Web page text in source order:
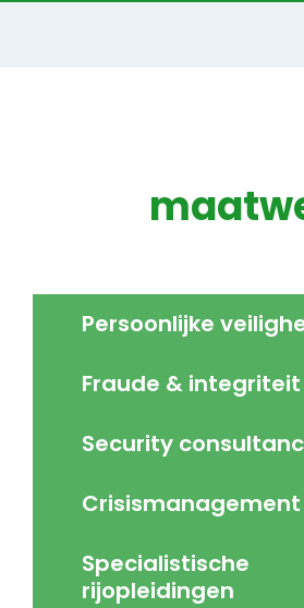
Persoonlijke
Fraude & integriteit
Security
Crisismanagement
Specialistische
rijopleidingen